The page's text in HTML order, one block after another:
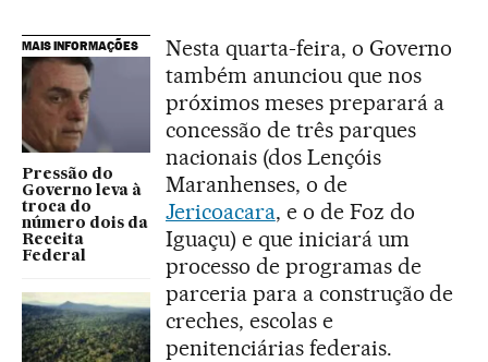
MAIS INFORMAÇÕES
Pressão do
Governo leva à
troca do
número dois da
Receita
Federal
Nesta quarta-feira, o Governo
também anunciou que nos
próximos meses preparará a
concessão de três parques
nacionais (dos Lençóis
Maranhenses, o de
Jericoacara, e o de Foz do
Iguaçu) e que iniciará um
processo de programas de
parceria para a construção de
creches, escolas e
penitenciárias federais.